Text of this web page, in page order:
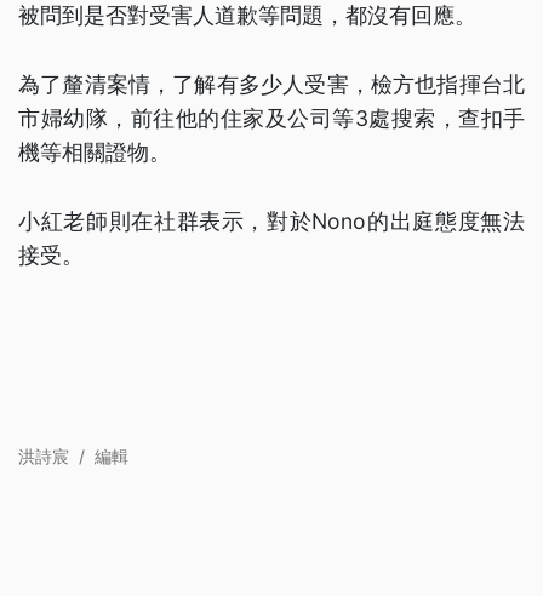
被問到是否對受害人道歉等問題，都沒有回應。
為了釐清案情，了解有多少人受害，檢方也指揮台北
市婦幼隊，前往他的住家及公司等3處搜索，查扣手
機等相關證物。
小紅老師則在社群表示，對於Nono的出庭態度無法
接受。
洪詩宸 / 編輯